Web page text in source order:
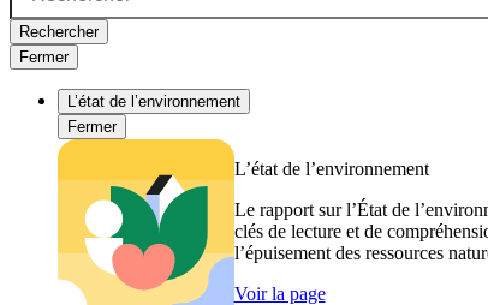
Rechercher
Fermer
L’état de l’environnement
Fermer
L’état de l’environnement
Le rapport sur l’État de
clés de lecture et de
l’épuisement des ressources
Voir la page